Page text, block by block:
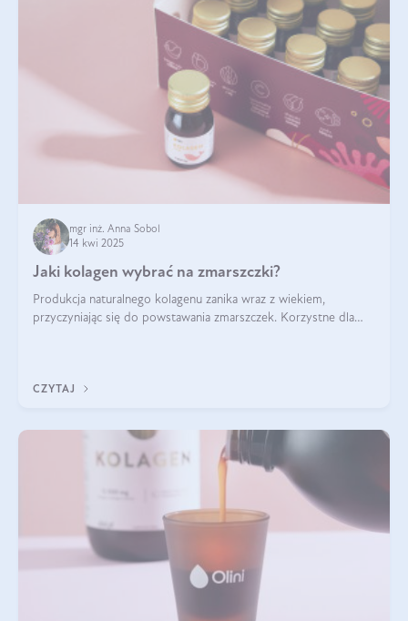
mgr inż. Anna Sobol
14 kwi 2025
Jaki kolagen wybrać na zmarszczki?
Produkcja naturalnego kolagenu zanika wraz z wiekiem,
przyczyniając się do powstawania zmarszczek. Korzystne dla
CZYTAJ